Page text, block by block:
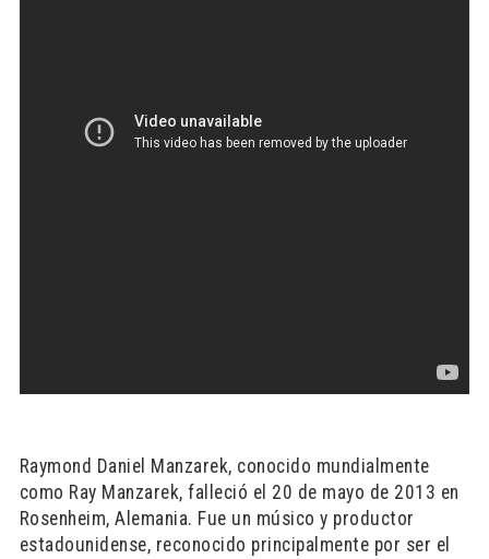
Raymond Daniel Manzarek, conocido mundialmente
como Ray Manzarek, falleció el 20 de mayo de 2013 en
Rosenheim, Alemania. Fue un músico y productor
estadounidense, reconocido principalmente por ser el